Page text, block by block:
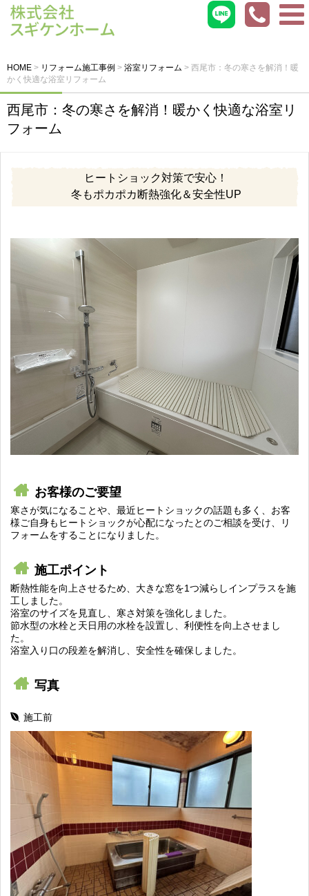
HOME > リフォーム施工事例 > 浴室リフォーム > 西尾市：冬の寒さを解消！暖
かく快適な浴室リフォーム
西尾市：冬の寒さを解消！暖かく快適な浴室リ
フォーム
ヒートショック対策で安心！
冬もポカポカ断熱強化＆安全性UP
お客様のご要望
寒さが気になることや、最近ヒートショックの話題も多く、お客
様ご自身もヒートショックが心配になったとのご相談を受け、リ
フォームをすることになりました。
施工ポイント
断熱性能を向上させるため、大きな窓を1つ減らしインプラスを施
工しました。
浴室のサイズを見直し、寒さ対策を強化しました。
節水型の水栓と天日用の水栓を設置し、利便性を向上させまし
た。
浴室入り口の段差を解消し、安全性を確保しました。
写真
施工前